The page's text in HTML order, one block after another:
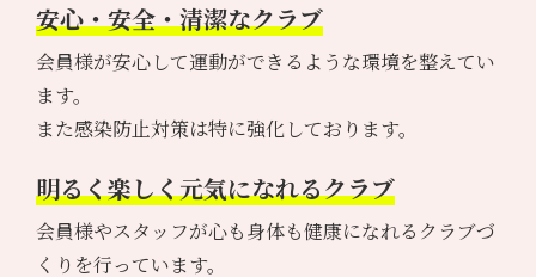
安心・安全・清潔なクラブ
会員様が安心して運動ができるような環境を整えてい
ます。
また感染防止対策は特に強化しております。
明るく楽しく元気になれるクラブ
会員様やスタッフが心も身体も健康になれるクラブづ
くりを行っています。